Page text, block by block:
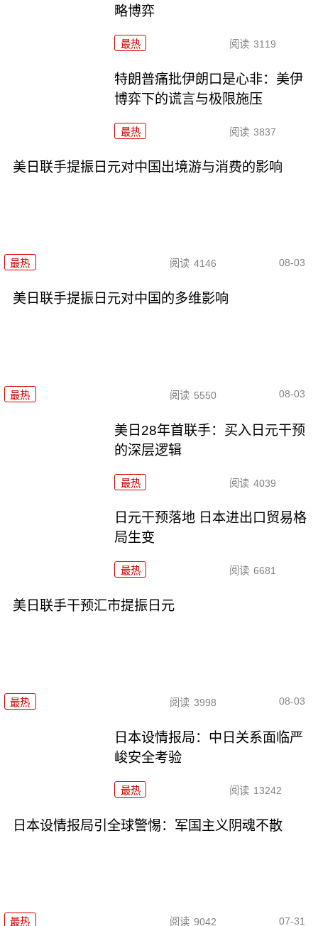
略博弈
最热 阅读 3119
特朗普痛批伊朗口是心非：美伊
博弈下的谎言与极限施压
最热 阅读 3837
美日联手提振日元对中国出境游与消费的影响
最热 阅读 4146 08-03
美日联手提振日元对中国的多维影响
最热 阅读 5550 08-03
美日28年首联手：买入日元干预
的深层逻辑
最热 阅读 4039
日元干预落地 日本进出口贸易格
局生变
最热 阅读 6681
美日联手干预汇市提振日元
最热 阅读 3998 08-03
日本设情报局：中日关系面临严
峻安全考验
最热 阅读 13242
日本设情报局引全球警惕：军国主义阴魂不散
最热 阅读 9042 07-31